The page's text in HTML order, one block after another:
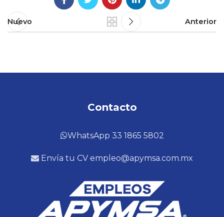
Nuevo Anterior
Contacto
WhatsApp 33 1865 5802
Envía tu CV empleo@apymsa.com.mx